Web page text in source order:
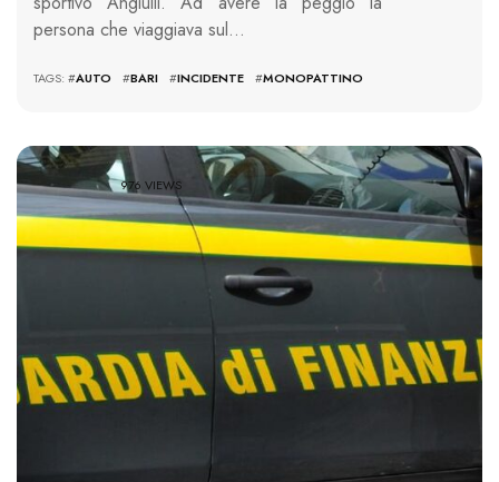
persona che viaggiava sul…
TAGS: #AUTO #BARI #INCIDENTE #MONOPATTINO
976 VIEWS